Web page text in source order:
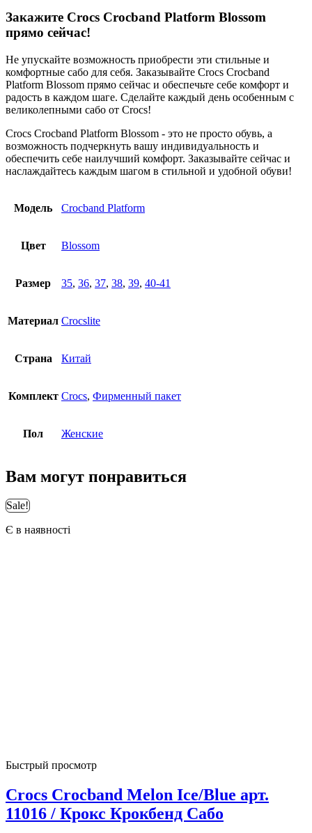
Закажите Crocs Crocband Platform Blossom
прямо сейчас!
Не упускайте возможность приобрести эти стильные и
комфортные сабо для себя. Заказывайте Crocs Crocband
Platform Blossom прямо сейчас и обеспечьте себе комфорт и
радость в каждом шаге. Сделайте каждый день особенным с
великолепными сабо от Crocs!
Crocs Crocband Platform Blossom - это не просто обувь, а
возможность подчеркнуть вашу индивидуальность и
обеспечить себе наилучший комфорт. Заказывайте сейчас и
наслаждайтесь каждым шагом в стильной и удобной обуви!
Модель Crocband Platform
Цвет Blossom
Размер 35, 36, 37, 38, 39, 40-41
Материал Crocslite
Страна Китай
Комплект Crocs, Фирменный пакет
Пол Женские
Вам могут понравиться
Sale!
Є в наявності
Быстрый просмотр
Crocs Crocband Melon Ice/Blue арт.
11016 / Крокс Крокбенд Сабо